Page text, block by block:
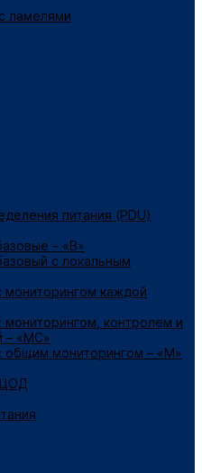
ламелями
питания (PDU)
– «В»
с локальным
мониторингом каждой
мониторингом, контролем и
– «МС»
общим мониторингом – «М»
ЦОД